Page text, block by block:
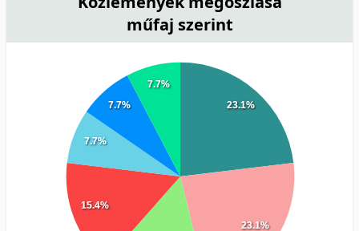
műfaj szerint
23.1%
23.1%
15.4%
7.7%
7.7%
7.7%